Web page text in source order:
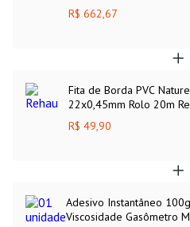
R$ 662,67
Fita de Borda PVC
22x0,45mm Rolo 20m
R$ 49,90
Adesivo Instantâneo
Viscosidade Gasômetro